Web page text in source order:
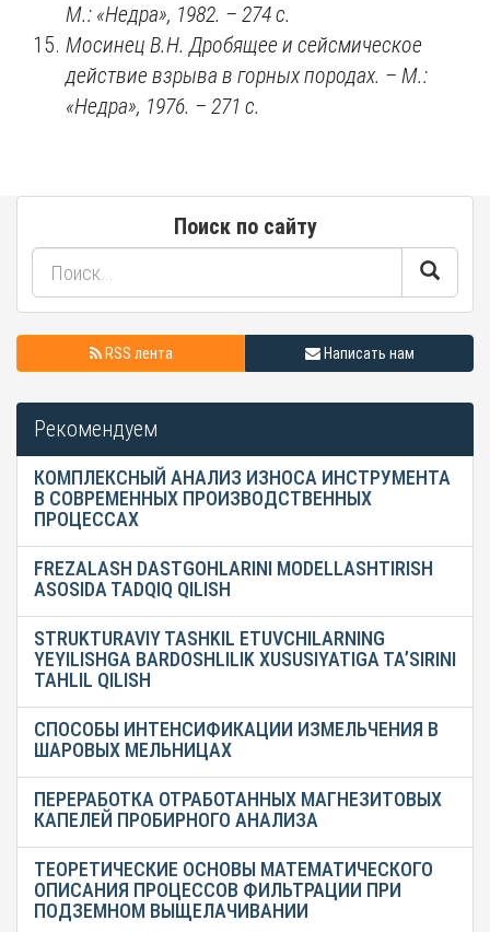
М.: «Недра», 1982. – 274с.
Мосинец В.Н. Дробящее и сейсмическое
действие взрыва в горных породах. – М.:
«Недра», 1976. – 271 с.
Поиск по сайту
RSS лента Написать нам
Рекомендуем
КОМПЛЕКСНЫЙ АНАЛИЗ ИЗНОСА ИНСТРУМЕНТА
В СОВРЕМЕННЫХ ПРОИЗВОДСТВЕННЫХ
ПРОЦЕССАХ
FREZALASH DASTGOHLARINI MODELLASHTIRISH
ASOSIDA TADQIQ QILISH
STRUKTURAVIY TASHKIL ETUVCHILARNING
YEYILISHGA BARDOSHLILIK XUSUSIYATIGA TA’SIRINI
TAHLIL QILISH
СПОСОБЫ ИНТЕНСИФИКАЦИИ ИЗМЕЛЬЧЕНИЯ В
ШАРОВЫХ МЕЛЬНИЦАХ
ПЕРЕРАБОТКА ОТРАБОТАННЫХ МАГНЕЗИТОВЫХ
КАПЕЛЕЙ ПРОБИРНОГО АНАЛИЗА
ТЕОРЕТИЧЕСКИЕ ОСНОВЫ МАТЕМАТИЧЕСКОГО
ОПИСАНИЯ ПРОЦЕССОВ ФИЛЬТРАЦИИ ПРИ
ПОДЗЕМНОМ ВЫЩЕЛАЧИВАНИИ